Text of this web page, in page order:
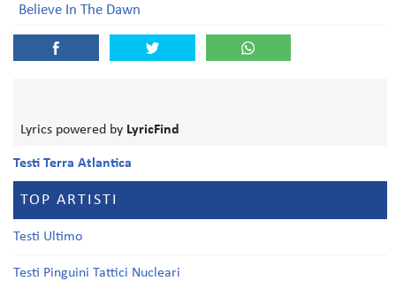
Believe In The Dawn
Lyrics powered by LyricFind
Testi Terra Atlantica
TOP ARTISTI
Testi Ultimo
Testi Pinguini Tattici Nucleari